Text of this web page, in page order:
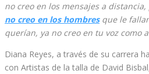
no creo en los mensajes a
no creo en los hombresque le
querían, ya no creo en tu voz como
Diana Reyes, a través de su carrera
con Artistas de la talla de David